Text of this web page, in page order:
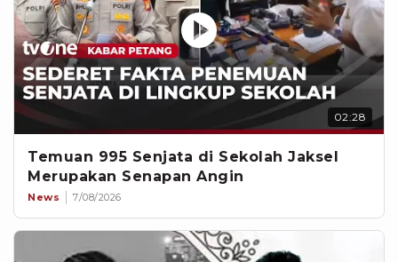
02:28
Temuan 995 Senjata di Sekolah Jaksel
Merupakan Senapan Angin
News 7/08/2026